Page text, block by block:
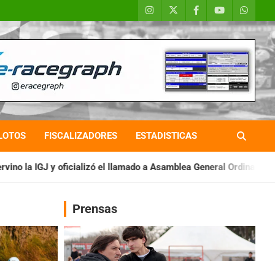
FISCALIZADORES ESTADISTICAS
a Asamblea General Ordinaria IAME SERIES
Prensas